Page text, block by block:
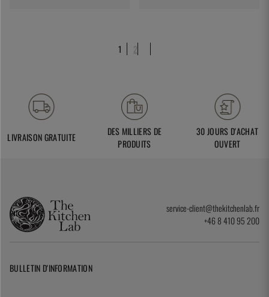
1 2
LIVRAISON GRATUITE
DES MILLIERS DE
PRODUITS
30 JOURS D'ACHAT
OUVERT
service-client@thekitchenlab.fr
+46 8 410 95 200
BULLETIN D'INFORMATION